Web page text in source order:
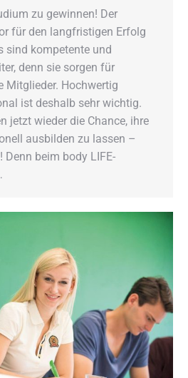
zu gewinnen! Der
für den langfristigen Erfolg
sind kompetente und
denn sie sorgen für
Mitglieder. Hochwertig
ist deshalb sehr wichtig.
jetzt wieder die Chance, ihre
ausbilden zu lassen –
beim body LIFE-